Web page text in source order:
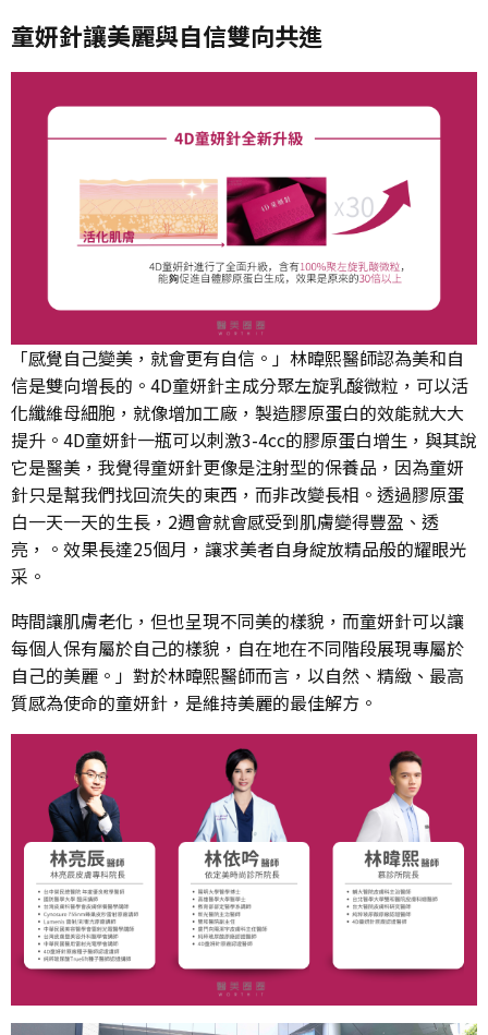
童妍針讓美麗與自信雙向共進
「感覺自己變美，就會更有自信。」林暐熙醫師認為美和自
信是雙向增長的。4D童妍針主成分聚左旋乳酸微粒，可以活
化纖維母細胞，就像增加工廠，製造膠原蛋白的效能就大大
提升。4D童妍針一瓶可以刺激3-4cc的膠原蛋白增生，與其說
它是醫美，我覺得童妍針更像是注射型的保養品，因為童妍
針只是幫我們找回流失的東西，而非改變長相。透過膠原蛋
白一天一天的生長，2週會就會感受到肌膚變得豐盈、透
亮，。效果長達25個月，讓求美者自身綻放精品般的耀眼光
采。
時間讓肌膚老化，但也呈現不同美的樣貌，而童妍針可以讓
每個人保有屬於自己的樣貌，自在地在不同階段展現專屬於
自己的美麗。」對於林暐熙醫師而言，以自然、精緻、最高
質感為使命的童妍針，是維持美麗的最佳解方。